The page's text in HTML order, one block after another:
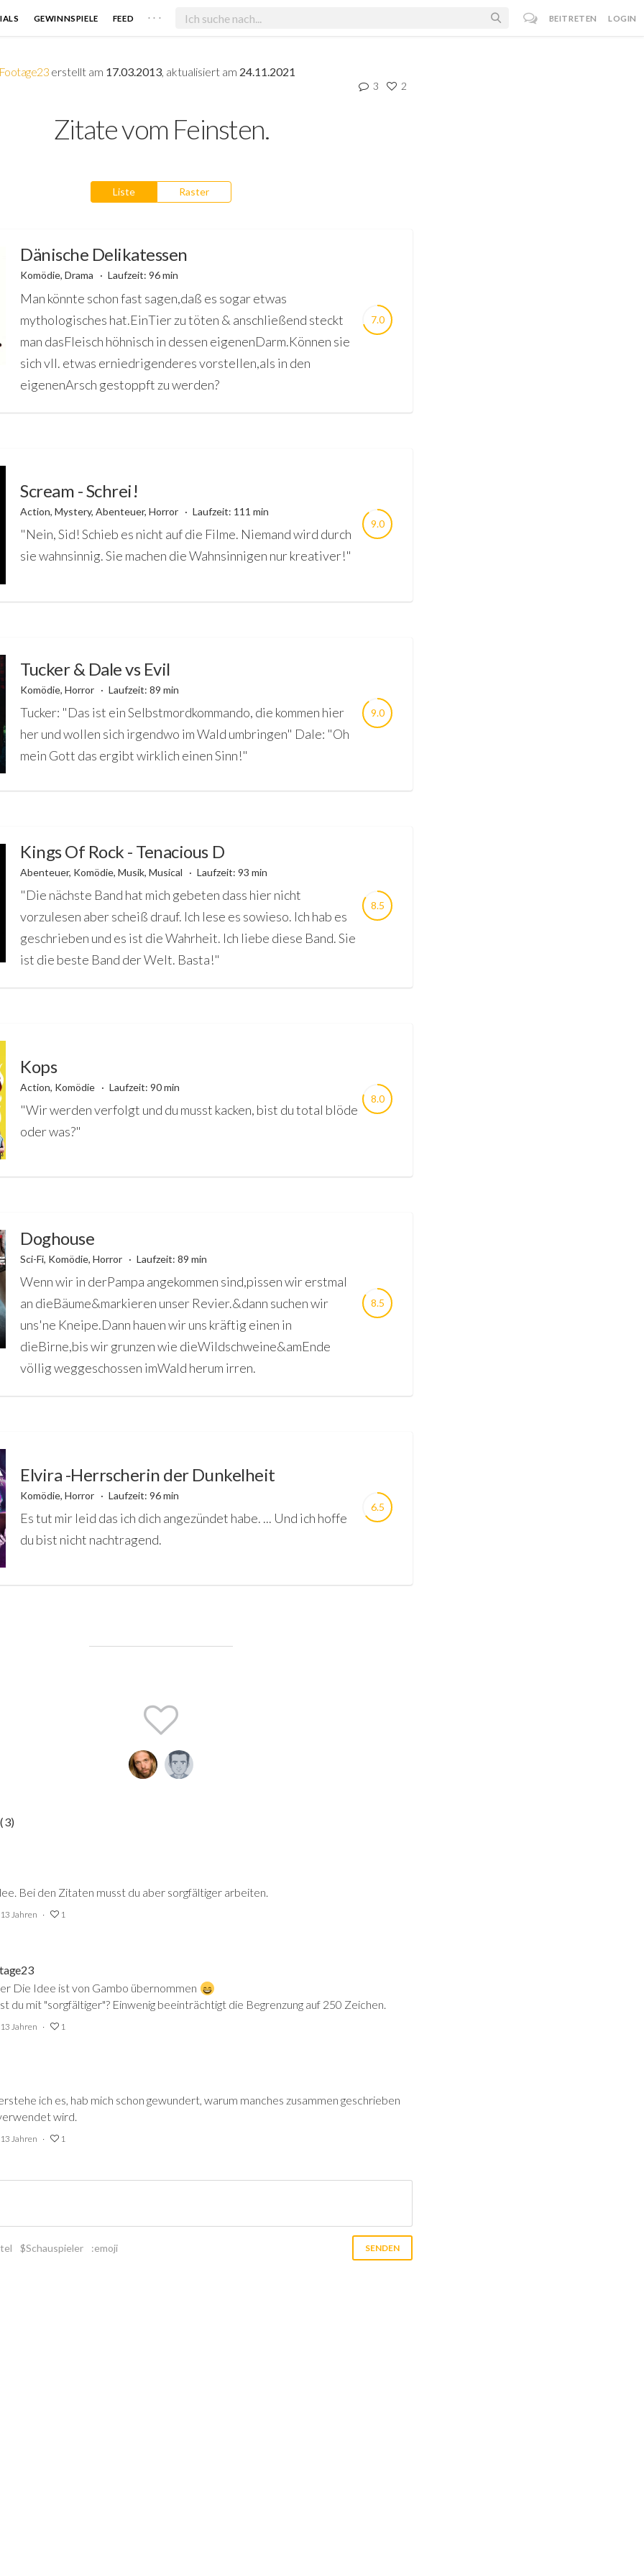
GEWINNSPIELE FEED . . . BEITRETEN LOGIN
erstellt am 17.03.2013 , aktualisiert am 24.11.2021
3 2
Zitate vom Feinsten.
Liste Raster
Dänische Delikatessen
Komödie, Drama Laufzeit: 96 min
Man könnte schon fast sagen,daß es sogar etwas
mythologisches hat.EinTier zu töten & anschließend steckt
man dasFleisch höhnisch in dessen eigenenDarm.Können sie
sich vll. etwas erniedrigenderes vorstellen,als in den
eigenenArsch gestoppft zu werden?
7.0
Scream - Schrei!
Action, Mystery, Abenteuer, Horror Laufzeit: 111 min
"Nein, Sid! Schieb es nicht auf die Filme. Niemand wird durch
sie wahnsinnig. Sie machen die Wahnsinnigen nur kreativer!"
9.0
Tucker & Dale vs Evil
Komödie, Horror Laufzeit: 89 min
Tucker: "Das ist ein Selbstmordkommando, die kommen hier
her und wollen sich irgendwo im Wald umbringen" Dale: "Oh
mein Gott das ergibt wirklich einen Sinn!"
9.0
Kings Of Rock - Tenacious D
Abenteuer, Komödie, Musik, Musical Laufzeit: 93 min
"Die nächste Band hat mich gebeten dass hier nicht
vorzulesen aber scheiß drauf. Ich lese es sowieso. Ich hab es
geschrieben und es ist die Wahrheit. Ich liebe diese Band. Sie
ist die beste Band der Welt. Basta!"
8.5
Kops
Action, Komödie Laufzeit: 90 min
"Wir werden verfolgt und du musst kacken, bist du total blöde
oder was?"
8.0
Doghouse
Sci-Fi, Komödie, Horror Laufzeit: 89 min
Wenn wir in derPampa angekommen sind,pissen wir erstmal
an dieBäume&markieren unser Revier.&dann suchen wir
uns'ne Kneipe.Dann hauen wir uns kräftig einen in
dieBirne,bis wir grunzen wie dieWildschweine&amEnde
völlig weggeschossen imWald herum irren.
8.5
Elvira -Herrscherin der Dunkelheit
Komödie, Horror Laufzeit: 96 min
Es tut mir leid das ich dich angezündet habe. ... Und ich hoffe
du bist nicht nachtragend.
6.5
(3)
Bei den Zitaten musst du aber sorgfältiger arbeiten.
Jahren 1
Die Idee ist von Gambo übernommen
du mit "sorgfältiger"? Einwenig beeinträchtigt die Begrenzung auf 250 Zeichen.
Jahren 1
ich es, hab mich schon gewundert, warum manches zusammen geschrieben
wird.
Jahren 1
$Schauspieler :emoji